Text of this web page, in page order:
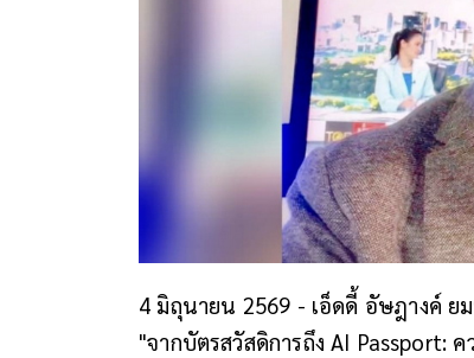
4 มิถุนายน 2569 - เอ็ดดี้ อัษฎางค์ ย
"จากบัตรสวัสดิการถึง AI Passport: